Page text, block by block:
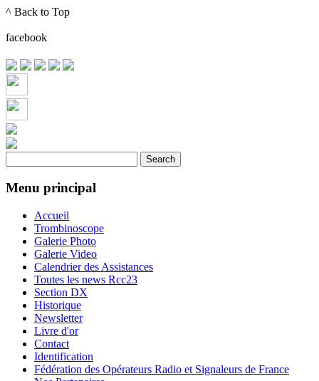
^ Back to Top
facebook
Menu principal
Accueil
Trombinoscope
Galerie Photo
Galerie Video
Calendrier des Assistances
Toutes les news Rcc23
Section DX
Historique
Newsletter
Livre d'or
Contact
Identification
Fédération des Opérateurs Radio et Signaleurs de France
Month
Month